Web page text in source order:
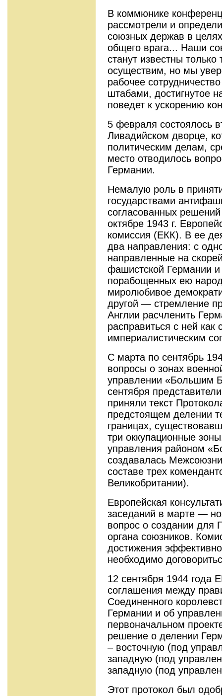
В коммюнике
рассмотрели и
союзных держав в
общего врага... Наши
станут известны только
осуществим, но мы
рабочее
штабами, достигнутое
поведет к ускорению
5 февраля состоялось
Ливадийском дворце,
политическим делам,
место отводилось
Германии.
Немалую роль в
государствами
согласованных
октябре 1943 г.
комиссия (ЕКК). В ее
два направления: с
направленные на
фашистской Германии
порабощенных ею
миролюбивое
другой — стремление
Англии расчленить
расправиться с ней как
империалистическим
С марта по сентябрь
вопросы о зонах
управлении «Большим
сентября
приняли текст
предстоящем делении
границах,
три оккупационные
управления районом
создавалась
составе трех
Великобритании).
Европейская
заседаний в марте —
вопрос о создании для
органа союзников.
достижения
необходимо
12 сентября 1944 года
соглашения между
Соединенного
Германии и об
первоначальном
решение о делении
– восточную (под
западную (под
западную (под
Этот протокол был